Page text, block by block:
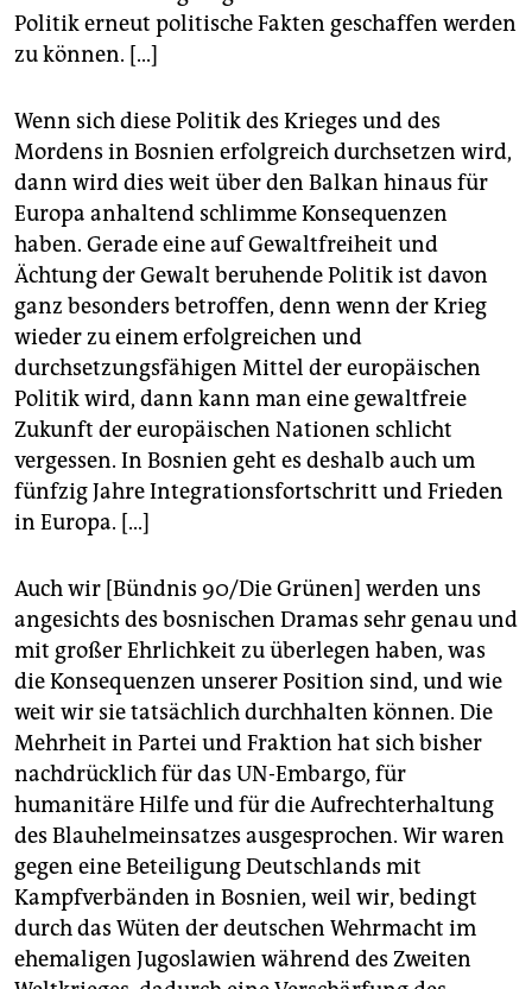
Politik erneut politische Fakten geschaffen werden
zu können. [...]
Wenn sich diese Politik des Krieges und des
Mordens in Bosnien erfolgreich durchsetzen wird,
dann wird dies weit über den Balkan hinaus für
Europa anhaltend schlimme Konsequenzen
haben. Gerade eine auf Gewaltfreiheit und
Ächtung der Gewalt beruhende Politik ist davon
ganz besonders betroffen, denn wenn der Krieg
wieder zu einem erfolgreichen und
durchsetzungsfähigen Mittel der europäischen
Politik wird, dann kann man eine gewaltfreie
Zukunft der europäischen Nationen schlicht
vergessen. In Bosnien geht es deshalb auch um
fünfzig Jahre Integrationsfortschritt und Frieden
in Europa. [...]
Auch wir [Bündnis 90/Die Grünen] werden uns
angesichts des bosnischen Dramas sehr genau und
mit großer Ehrlichkeit zu überlegen haben, was
die Konsequenzen unserer Position sind, und wie
weit wir sie tatsächlich durchhalten können. Die
Mehrheit in Partei und Fraktion hat sich bisher
nachdrücklich für das UN-Embargo, für
humanitäre Hilfe und für die Aufrechterhaltung
des Blauhelmeinsatzes ausgesprochen. Wir waren
gegen eine Beteiligung Deutschlands mit
Kampfverbänden in Bosnien, weil wir, bedingt
durch das Wüten der deutschen Wehrmacht im
ehemaligen Jugoslawien während des Zweiten